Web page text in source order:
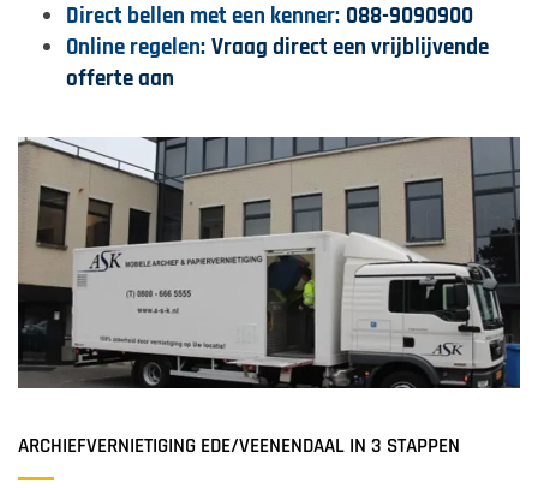
Direct bellen met een kenner: 088-9090900
Online regelen: Vraag direct een vrijblijvende
offerte aan
ARCHIEFVERNIETIGING EDE/VEENENDAAL IN 3 STAPPEN